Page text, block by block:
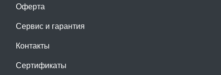
Оферта
Сервис и гарантия
Контакты
Сертификаты